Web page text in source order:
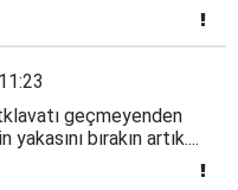
geçmeyenden
bırakın artık....